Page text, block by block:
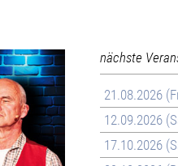
nächste
21.08.2026
12.09.2026
17.10.2026